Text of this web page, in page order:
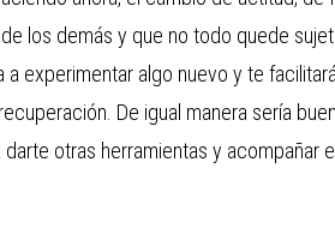
los demás y que no todo quede
a experimentar algo nuevo y te
De igual manera sería
otras herramientas y acompañar